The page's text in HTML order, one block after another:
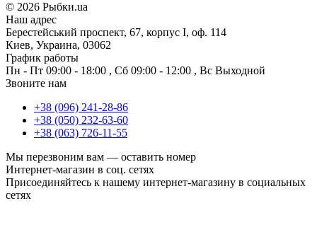
© 2026 Рыбки.ua
Наш адрес
Берестейський проспект, 67, корпус I, оф. 114
Киев, Украина, 03062
График работы
Пн - Пт 09:00 - 18:00 , Сб 09:00 - 12:00 , Вс Выходной
Звоните нам
+38 (096) 241-28-86
+38 (050) 232-63-60
+38 (063) 726-11-55
Мы перезвоним вам — оставить номер
Интернет-магазин в соц. сетях
Присоединяйтесь к нашему интернет-магазину в социальных
сетях